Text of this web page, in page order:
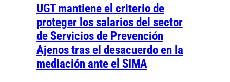
UGT mantiene el criterio de
proteger los salarios del sector
de Servicios de Prevención
Ajenos tras el desacuerdo en la
mediación ante el SIMA